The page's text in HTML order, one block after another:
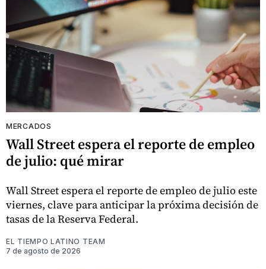
MERCADOS
Wall Street espera el reporte de empleo
de julio: qué mirar
Wall Street espera el reporte de empleo de julio este
viernes, clave para anticipar la próxima decisión de
tasas de la Reserva Federal.
EL TIEMPO LATINO TEAM
7 de agosto de 2026